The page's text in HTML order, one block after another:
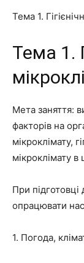
Тема 1.
Тема 1.
Мета заняття:
факторів на
мікроклімату,
мікроклімату в
При підготовці
опрацювати
1. Погода,